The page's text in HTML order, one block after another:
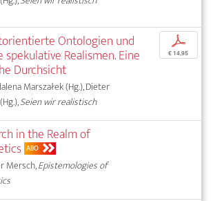
Ontologien und
spekulative Realismen. Eine
Durchsicht
Marszałek (Hg.), Dieter
Seien wir realistisch
p
€ 14,95
in the Realm of
ABO
Mersch,Epistemologies of